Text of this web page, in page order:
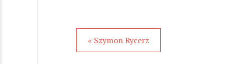
« Szymon Rycerz